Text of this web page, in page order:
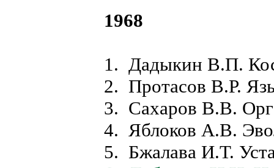
1968
1. Дадыкин В.П.
2. Протасов В.Р.
3. Сахаров В.В.
4. Яблоков А.В.
5. Бжалава И.Т.